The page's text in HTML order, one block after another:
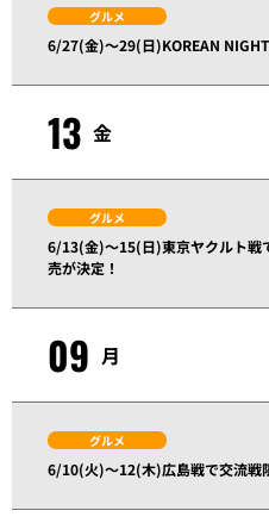
グルメ
6/27(金)～29(日)KOREAN
13 金
グルメ
6/13(金)～15(日)東京ヤクルト戦
売が決定！
09 月
グルメ
6/10(火)～12(木)広島戦で交流戦